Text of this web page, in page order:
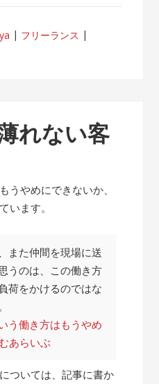
フリーランス
れない客
うやめにできないか、
います。
また仲間を現場に送
うのは、この働き方
荷をかけるのではな
う働き方はもうやめ
あらいぶ
ついては、記事に書か